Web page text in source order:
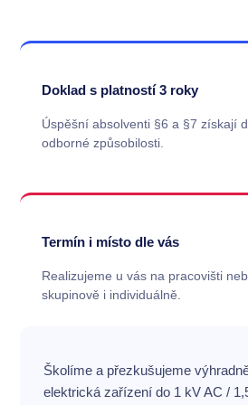
Doklad s platností 3 roky
Úspěšní absolventi §6 a §7 získají
odborné způsobilosti.
Termín i místo dle vás
Realizujeme u vás na pracovišti
skupinově i individuálně.
Školíme a přezkušujeme
elektrická zařízení do 1 kV AC /